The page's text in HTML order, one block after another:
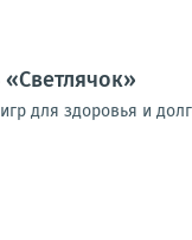
для здоровья и